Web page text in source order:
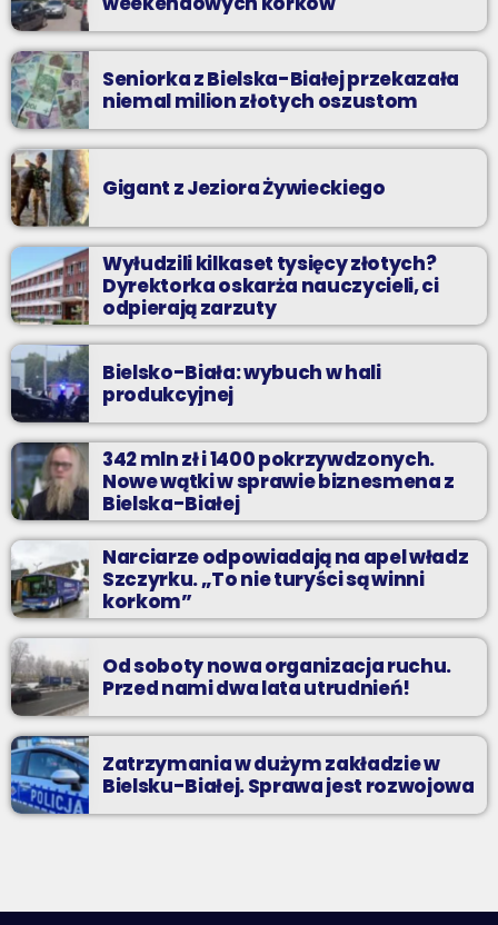
Seniorka z Bielska-Białej przekazała
niemal milion złotych oszustom
Gigant z Jeziora Żywieckiego
Wyłudzili kilkaset tysięcy złotych?
Dyrektorka oskarża nauczycieli, ci
odpierają zarzuty
Bielsko-Biała: wybuch w hali
produkcyjnej
342 mln zł i 1400 pokrzywdzonych.
Nowe wątki w sprawie biznesmena z
Bielska-Białej
Narciarze odpowiadają na apel władz
Szczyrku. „To nie turyści są winni
korkom”
Od soboty nowa organizacja ruchu.
Przed nami dwa lata utrudnień!
Zatrzymania w dużym zakładzie w
Bielsku-Białej. Sprawa jest rozwojowa